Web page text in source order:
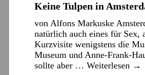
Keine Tulpen in
von Alfons Markuske
natürlich auch eines für Sex,
Kurzvisite wenigstens die
Museum und Anne-Frank-
sollte aber … Weiterlesen →